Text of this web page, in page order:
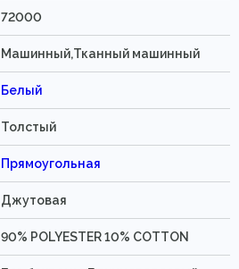
72000
Машинный,Тканный машинный
Белый
Толстый
Прямоугольная
Джутовая
90% POLYESTER 10% COTTON